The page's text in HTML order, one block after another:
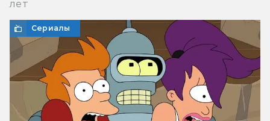
лет
Сериалы